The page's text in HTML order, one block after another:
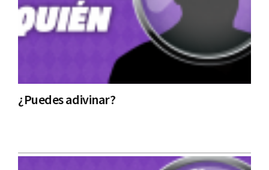
¿Puedes adivinar?